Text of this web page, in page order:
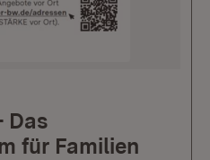
Das
für Familien